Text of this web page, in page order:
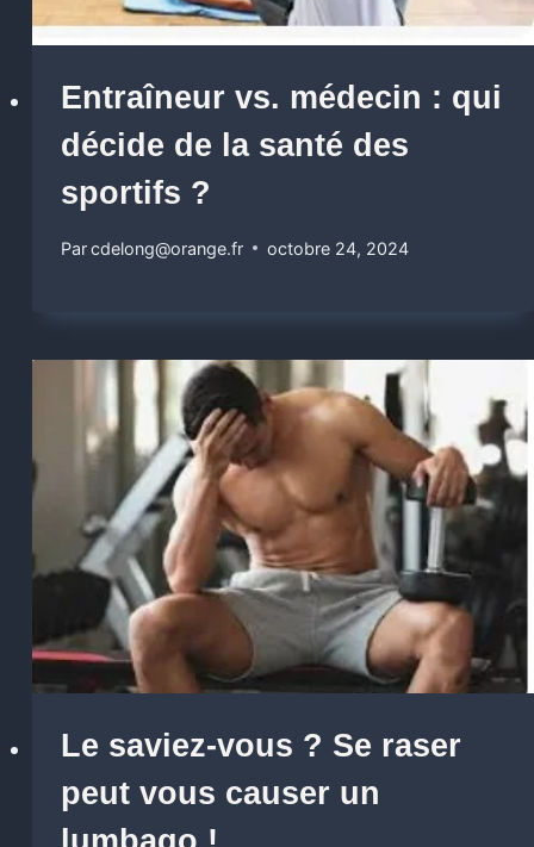
Entraîneur vs. médecin : qui
décide de la santé des
sportifs ?
Parcdelong@orange.fr octobre 24, 2024
Le saviez-vous ? Se raser
peut vous causer un